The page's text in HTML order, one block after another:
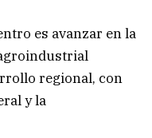
es avanzar en la
regional, con
y la